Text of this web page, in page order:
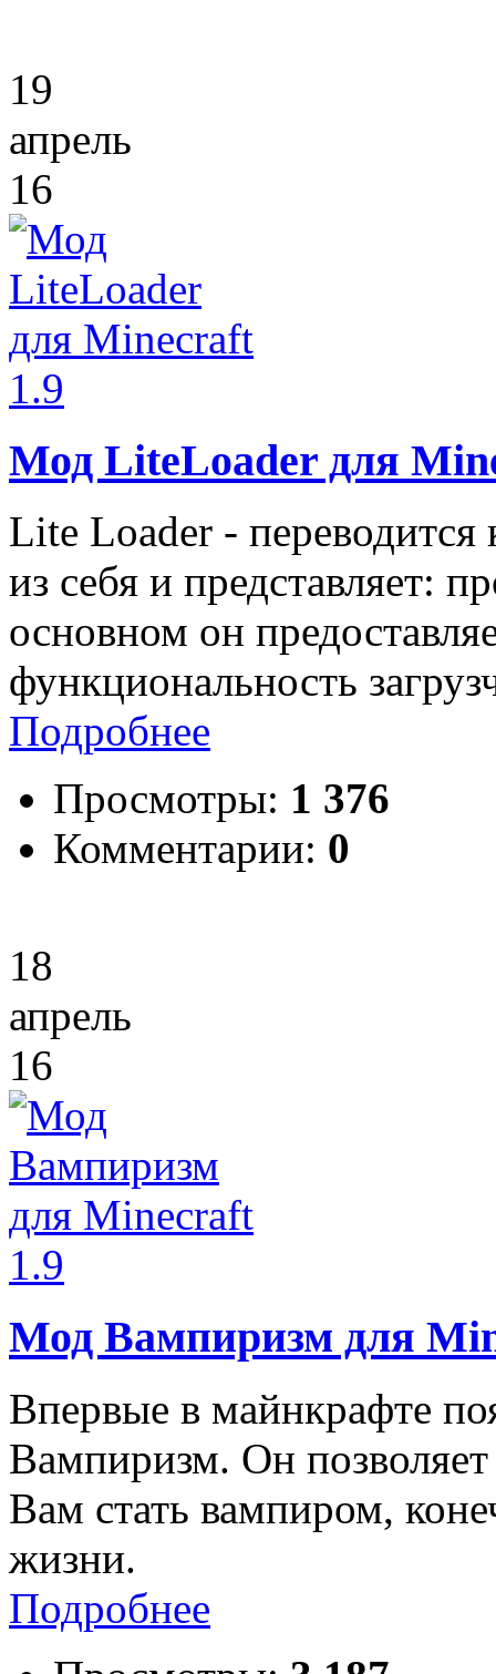
19
апрель
16
Мод LiteLoader для
Lite Loader - переводится
из себя и представляет:
основном он
функциональность
Подробнее
Просмотры: 1 376
Комментарии: 0
18
апрель
16
Мод Вампиризм для
Впервые в майнкрафте
Вампиризм. Он позволяет
Вам стать вампиром,
жизни.
Подробнее